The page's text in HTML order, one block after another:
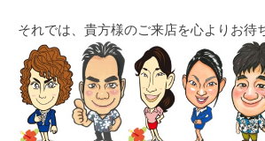
それでは、貴方様のご来店を心よりお待